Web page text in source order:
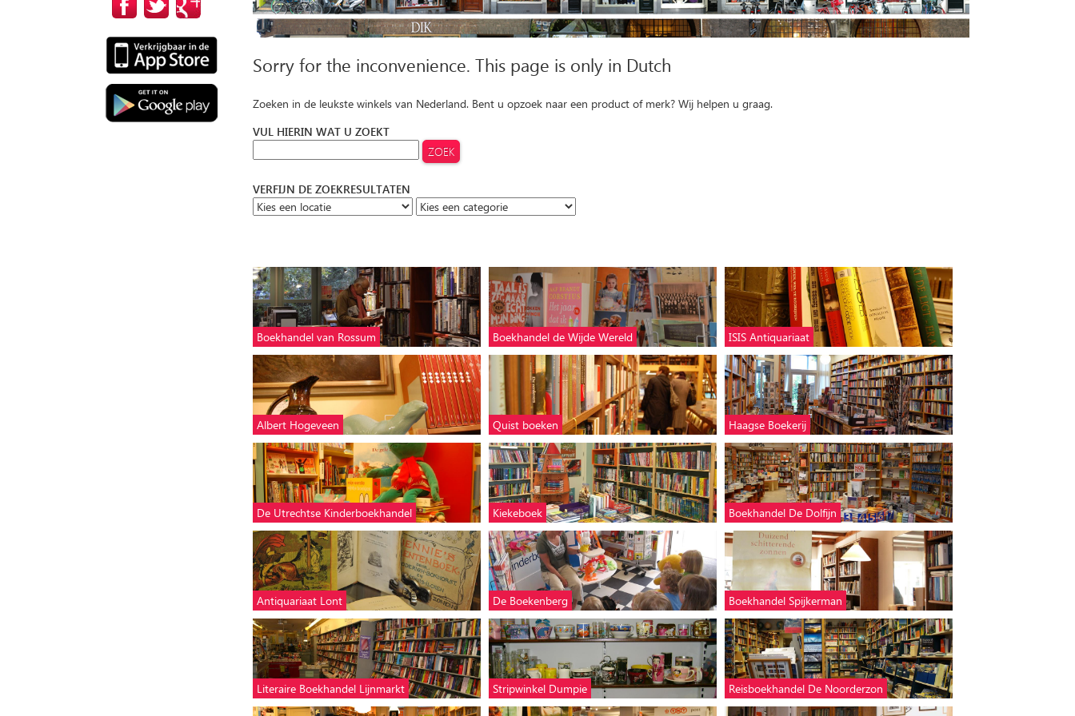
Sorry for the inconvenience. This page is only in Dutch
Zoeken in de leukste winkels van Nederland. Bent u opzoek naar een product of merk? Wij helpen u graag.
VUL HIERIN WAT U ZOEKT
VERFIJN DE ZOEKRESULTATEN
Boekhandel van Rossum Boekhandel de Wijde Wereld ISIS Antiquariaat
Albert Hogeveen Quist boeken Haagse Boekerij
De Utrechtse Kinderboekhandel Kiekeboek Boekhandel De Dolfijn
Antiquariaat Lont De Boekenberg Boekhandel Spijkerman
Literaire Boekhandel Lijnmarkt Stripwinkel Dumpie Reisboekhandel De Noorderzon